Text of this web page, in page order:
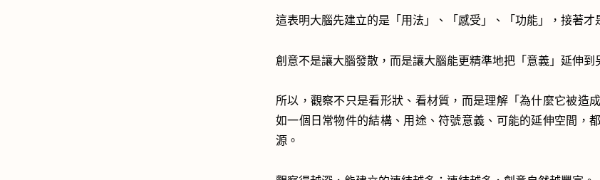
這表明大腦先建立的是「用法」、「感受」、「功能」，接著才
創意不是讓大腦發散，而是讓大腦能更精準地把「意義」延伸到
所以，觀察不只是看形狀、看材質，而是理解「為什麼它被造
如一個日常物件的結構、用途、符號意義、可能的延伸空間，
源。